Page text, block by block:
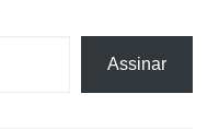
Assinar